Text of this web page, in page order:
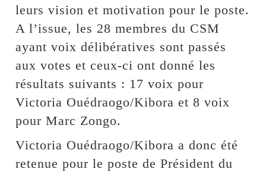
leurs vision et motivation pour le poste.
A l’issue, les 28 membres du CSM
ayant voix délibératives sont passés
aux votes et ceux-ci ont donné les
résultats suivants : 17 voix pour
Victoria Ouédraogo/Kibora et 8 voix
pour Marc Zongo.
Victoria Ouédraogo/Kibora a donc été
retenue pour le poste de Président du